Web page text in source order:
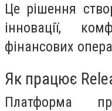
Це рішення
інновації,
фінансових
Як працює
Платформа